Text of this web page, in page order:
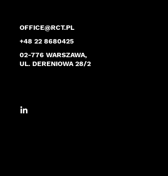
OFFICE@RCT.PL
+48 22 8680425
02-776 WARSZAWA,
UL. DERENIOWA 28/2